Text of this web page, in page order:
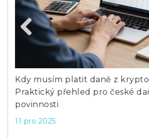
Kdy musím platit daně z
Praktický přehled pro české
povinnosti
11 pro 2025